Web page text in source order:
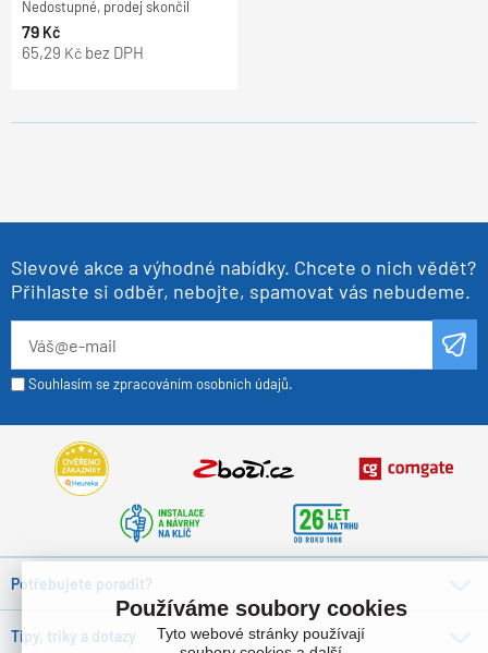
Nedostupné, prodej skončil
79 Kč
65,29 Kč bez DPH
Slevové akce a výhodné nabídky. Chcete o nich vědět?
Přihlaste si odběr, nebojte, spamovat vás nebudeme.
Souhlasím se zpracováním osobních údajů.
Potřebujete poradit?
Tipy, triky a dotazy
Používáme soubory cookies
Tyto webové stránky používají